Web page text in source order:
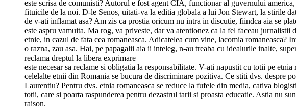
este scrisa de comunisti? Autorul e fost agent CIA, functionar al guvernului
fituicile de la noi. D-le Senos, uitati-va la editia globala a lui Jon Stewart, la stirile
de v-ati inflamat asa? Am zis ca prostia oricum nu intra in discutie, fiindca aia se
este aspru vamuita. Ma rog, va priveste, dar va atentionez ca la fel faceau
etnie, in cazul de fata cea romaneasca. Adicatelea cum vine, lacomia romaneasca?
o razna, zau asa. Hai, pe papagalii aia ii inteleg, n-au treaba cu idealurile inalte,
reclama dreptul la libera exprimare
este necesar sa reclame si obligatia la responsabilitate. V-ati napustit cu totii pe
celelalte etnii din Romania se bucura de discriminare pozitiva. Ce stiti dvs. despre
Laurentiu? Pentru dvs. etnia romaneasca se reduce la fufele din media, cativa
totii, care si poarta raspunderea pentru dezastrul tarii si proasta educatie. Astia nu
raison.